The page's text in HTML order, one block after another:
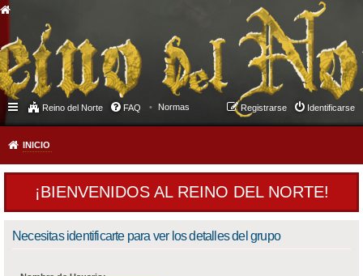
Reino del Norte FAQ Normas Identificarse
Registrarse
INICIO
¡BIENVENIDOS AL REINO DEL NORTE!
Necesitas identificarte para ver los detalles del grupo